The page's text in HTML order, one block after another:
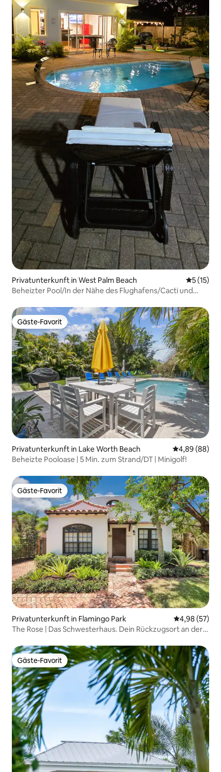
Privatunterkunft in West Palm Beach
5 (15)
Beheizter Pool/In der Nähe des Flughafens/Cacti und
Gäste-Favorit
Gäste-Favorit
Privatunterkunft in Lake Worth Beach
4,89 (88)
Beheizte Pooloase | 5 Min. zum Strand/DT | Minigolf!
Gäste-Favorit
Gäste-Favorit
Privatunterkunft in Flamingo Park
4,98 (57)
The Rose | Das Schwesterhaus. Dein Rückzugsort an der
Gäste-Favorit
Gäste-Favorit